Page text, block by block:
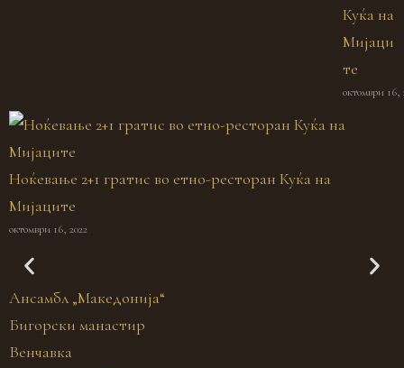
Куќа на
Мијаци
те
октомври 16,
Ноќевање 2+1 гратис во етно-ресторан Куќа на
Мијаците
октомври 16, 2022
Ансамбл „Македонија“
Бигорски манастир
Венчавка